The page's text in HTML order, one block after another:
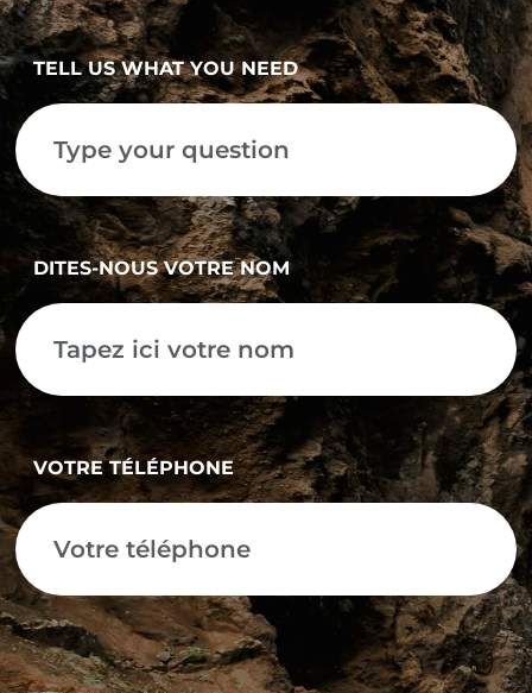
TELL US WHAT YOU NEED
DITES-NOUS VOTRE NOM
VOTRE TÉLÉPHONE